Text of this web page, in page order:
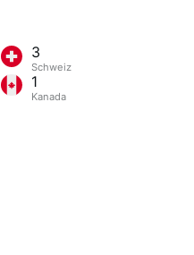
3
Schweiz
1
Kanada